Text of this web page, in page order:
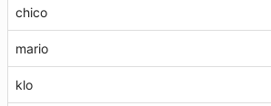
chico
mario
klo